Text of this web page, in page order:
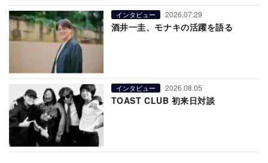
インタビュー 2026.07.29
酒井一圭、モナキの活躍を語る
インタビュー 2026.08.05
TOAST CLUB 初来日対談